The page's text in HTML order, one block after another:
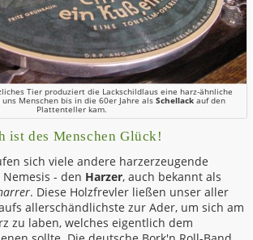
Tier produziert die Lackschildlaus eine harz-ähnliche
Menschen bis in die 60er Jahre als Schellackauf den
Plattenteller kam.
ist des Menschen Glück!
sich viele andere harzerzeugende
- den Harzer, auch bekannt als
. Diese Holzfrevler ließen unser aller
allerschändlichste zur Ader, um sich am
zu laben, welches eigentlich dem